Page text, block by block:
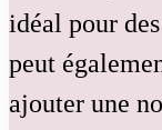
idéal pour
peut
ajouter une